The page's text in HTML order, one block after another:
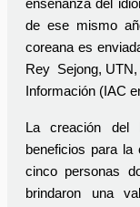
enseñanza del
de ese mismo
coreana es
Rey Sejong,
Información (IAC
La creación del
beneficios para
cinco personas
brindaron una